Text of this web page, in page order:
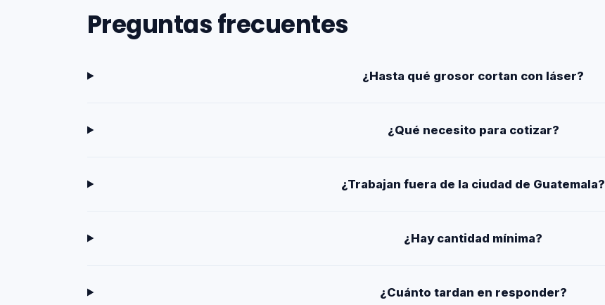
Preguntas frecuentes
¿Hasta qué grosor cortan con láser?
¿Qué necesito para cotizar?
¿Trabajan fuera de la ciudad de Guatemala?
¿Hay cantidad mínima?
¿Cuánto tardan en responder?